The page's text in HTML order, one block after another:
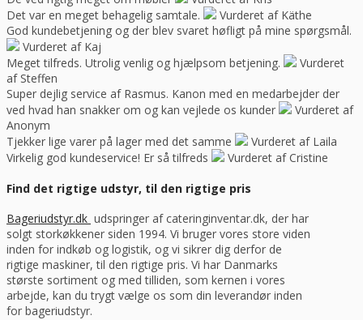
Det var en meget behagelig samtale.
Vurderet af Käthe
God kundebetjening og der blev svaret høfligt på mine spørgsmål.
Vurderet af Kaj
Meget tilfreds. Utrolig venlig og hjælpsom betjening.
Vurderet
af Steffen
Super dejlig service af Rasmus. Kanon med en medarbejder der
ved hvad han snakker om og kan vejlede os kunder
Vurderet af
Anonym
Tjekker lige varer på lager med det samme
Vurderet af Laila
Virkelig god kundeservice! Er så tilfreds
Vurderet af Cristine
Find det rigtige udstyr, til den rigtige pris
Bageriudstyr.dk udspringer af cateringinventar.dk, der har
solgt storkøkkener siden 1994. Vi bruger vores store viden
inden for indkøb og logistik, og vi sikrer dig derfor de
rigtige maskiner, til den rigtige pris. Vi har Danmarks
største sortiment og med tilliden, som kernen i vores
arbejde, kan du trygt vælge os som din leverandør inden
for bageriudstyr.